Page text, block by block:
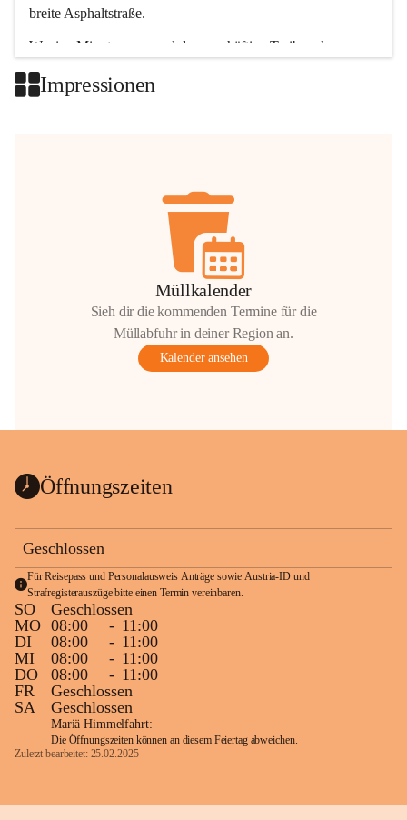
breite Asphaltstraße.
Wenige Minuten nur, und das geschäftige Treiben der
Impressionen
Müllkalender
Sieh dir die kommenden Termine für die
Müllabfuhr in deiner Region an.
Kalender ansehen
Öffnungszeiten
Geschlossen
Für Reisepass und Personalausweis Anträge sowie Austria-ID und
Strafregisterauszüge bitte einen Termin vereinbaren.
SO
Geschlossen
MO 08:00 - 11:00
DI
08:00 - 11:00
MI
08:00 - 11:00
DO
08:00 - 11:00
FR
Geschlossen
SA
Geschlossen
Mariä Himmelfahrt:
Die Öffnungszeiten können an diesem Feiertag abweichen.
Zuletzt bearbeitet: 25.02.2025